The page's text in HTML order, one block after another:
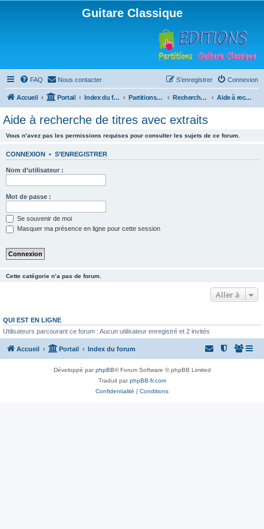
Guitare Classique
FAQ Nous contacter Connexion
S’enregistrer
Accueil Portail Index du forum Partitions pour guitare en libre téléchargement Recherche de ressources musicales Aide à recherche de titres avec extraits
Aide à recherche de titres avec extraits
Vous n’avez pas les permissions requises pour consulter les sujets de ce forum.
CONNEXION • S’ENREGISTRER
Nom d’utilisateur :
Mot de passe :
Se souvenir de moi
Masquer ma présence en ligne pour cette session
Cette catégorie n’a pas de forum.
Aller à
QUI EST EN LIGNE
Utilisateurs parcourant ce forum : Aucun utilisateur enregistré et 2 invités
Accueil Portail Index du forum
Développé parphpBB® Forum Software © phpBB Limited
Traduit parphpBB-fr.com
Confidentialité | Conditions